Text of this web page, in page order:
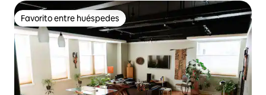
Favorito entre huéspedes
Favorito entre huéspedes